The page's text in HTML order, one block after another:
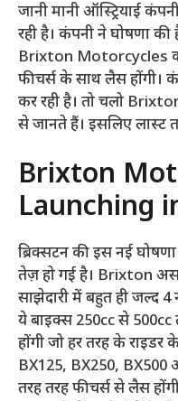
जानी मानी ऑस्ट्रियाई
रही है। कंपनी ने घोषणा
Brixton Motorcycles
फीचर्स के साथ लैस होंगी।
कर रही है। तो चलो
से जानते हैं। इसलिए लास्ट
Brixton
Launching
ब्रिक्सटन की इस नई
तेज़ हो गई है। Brixton
साझेदारी में बहुत ही जल्द
ये बाइक्स 250cc से
होंगी जो हर तरह के
BX125, BX250,
तरह तरह फीचर्स से लैस